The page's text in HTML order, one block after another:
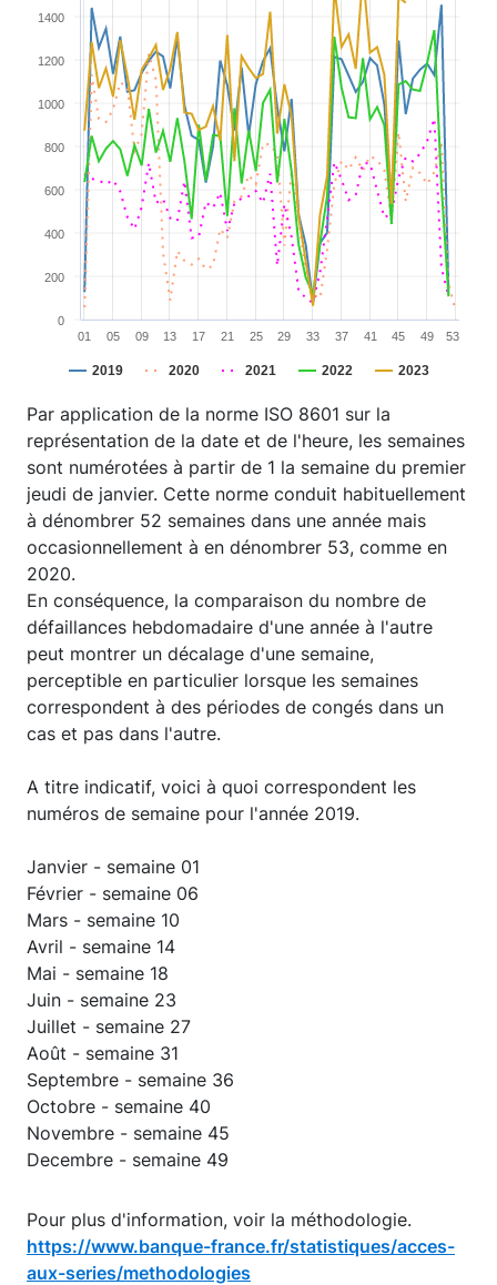
View as data table, Chart
The chart has 1 X axis displaying categories.
The chart has 1 Y axis displaying values. Range: 0 to
2019 2020 2021 2022 2023
01 13 25 37 49
05 09 17 21 29 33 41 45 53
0
200
400
600
800
1000
1200
1400
End of interactive chart.
Par application de la norme ISO 8601 sur la
représentation de la date et de l'heure, les semaines
sont numérotées à partir de 1 la semaine du premier
jeudi de janvier. Cette norme conduit habituellement
à dénombrer 52 semaines dans une année mais
occasionnellement à en dénombrer 53, comme en
2020.
En conséquence, la comparaison du nombre de
défaillances hebdomadaire d'une année à l'autre
peut montrer un décalage d'une semaine,
perceptible en particulier lorsque les semaines
correspondent à des périodes de congés dans un
cas et pas dans l'autre.
A titre indicatif, voici à quoi correspondent les
numéros de semaine pour l'année 2019.
Janvier - semaine 01
Février - semaine 06
Mars - semaine 10
Avril - semaine 14
Mai - semaine 18
Juin - semaine 23
Juillet - semaine 27
Août - semaine 31
Septembre - semaine 36
Octobre - semaine 40
Novembre - semaine 45
Decembre - semaine 49
Pour plus d'information, voir la méthodologie.
https://www.banque-france.fr/statistiques/acces-
aux-series/methodologies